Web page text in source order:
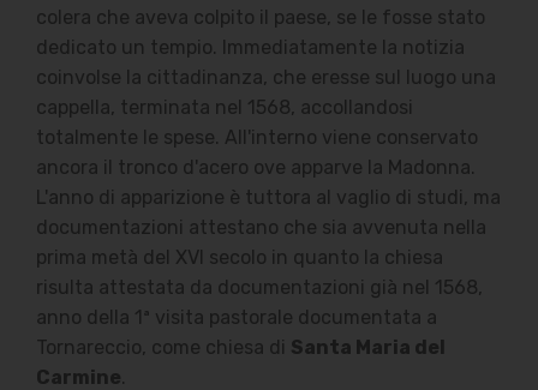
colera che aveva colpito il paese, se le fosse stato
dedicato un tempio. Immediatamente la notizia
coinvolse la cittadinanza, che eresse sul luogo una
cappella, terminata nel 1568, accollandosi
totalmente le spese. All'interno viene conservato
ancora il tronco d'acero ove apparve la Madonna.
L'anno di apparizione è tuttora al vaglio di studi, ma
documentazioni attestano che sia avvenuta nella
prima metà del XVI secolo in quanto la chiesa
risulta attestata da documentazioni già nel 1568,
anno della 1ª visita pastorale documentata a
Tornareccio, come chiesa di Santa Maria del
Carmine.